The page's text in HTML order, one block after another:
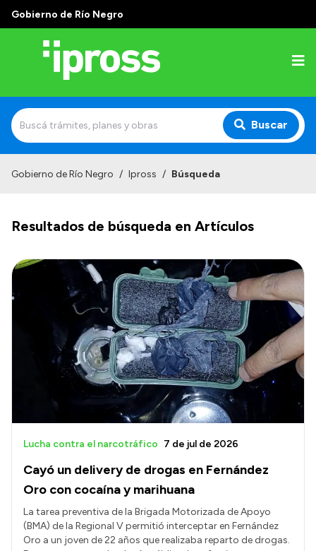
Gobierno de Río Negro
Buscar
¿Qué es IPROSS?
Autoridades
Delegaciones
Consultorios Propios
Presentación CV
Transparencia
Licitaciones
Gobierno de Río Negro / Ipross / Búsqueda
Resultados de búsqueda en Artículos
Cayó un delivery de drogas en Fernández
Oro con cocaína y marihuana
Lucha contra el narcotráfico 7 de jul de 2026
La tarea preventiva de la Brigada Motorizada de Apoyo
(BMA) de la Regional V permitió interceptar en Fernández
Oro a un joven de 22 años que realizaba reparto de drogas.